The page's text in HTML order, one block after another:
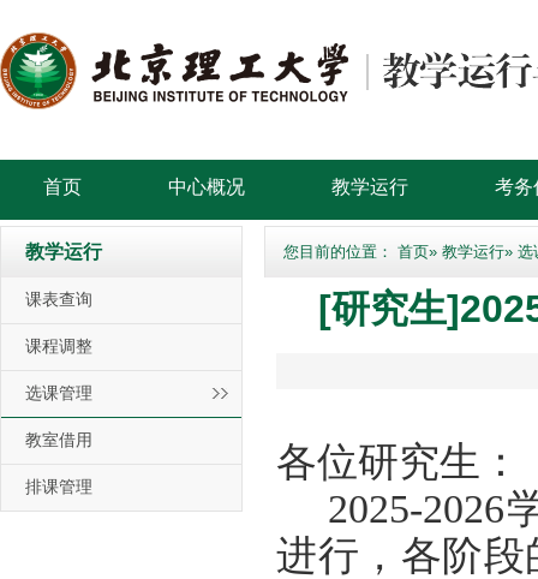
首页 中心概况 教学运行 考务
教学运行
课表查询
课程调整
选课管理
教室借用
排课管理
您目前的位置： 首页» 教学运行» 选
[研究生
各位研究生：
2025-2026
进行，各阶